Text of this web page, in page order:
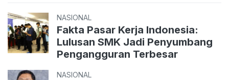
NASIONAL
Fakta Pasar Kerja Indonesia:
Lulusan SMK Jadi Penyumbang
Pengangguran Terbesar
NASIONAL